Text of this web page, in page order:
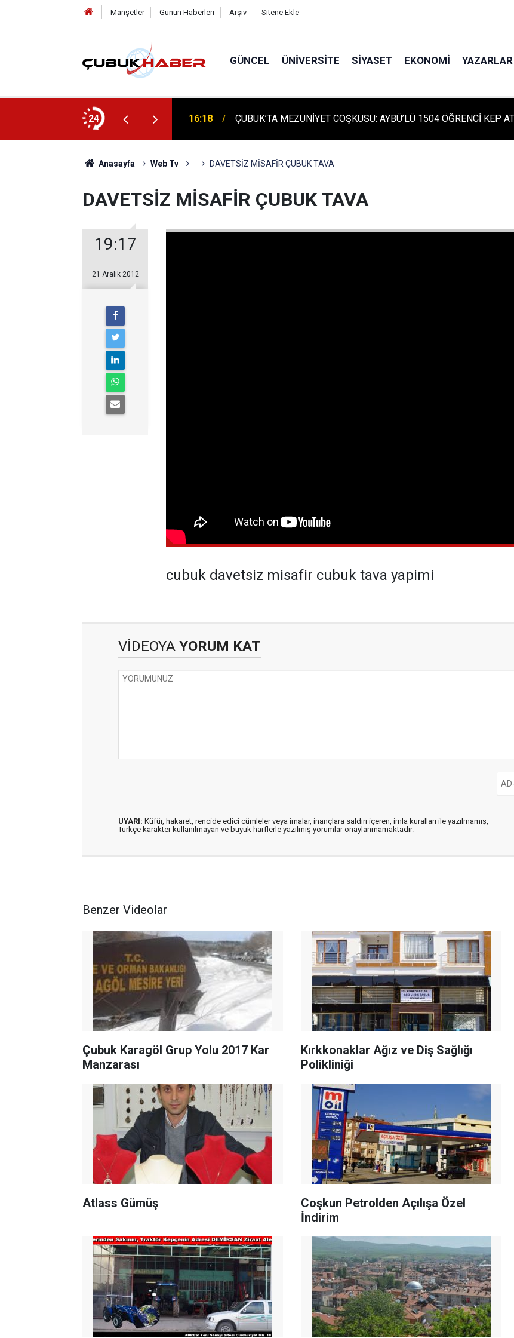
Manşetler Günün Haberleri Arşiv Sitene Ekle
GÜNCEL ÜNIVERSITE SIYASET EKONOMI YAZARLAR
24
AYBÜ’LÜ 1504 ÖĞRENCİ KEP ATTI! 16:14
ÇUBUK'TA TARİHİ GÜN: PROTÜRK PLAZMA FRAKSİNASYON
TEMELİ ATILDI
Anasayfa Web Tv DAVETSİZ MİSAFİR ÇUBUK TAVA
DAVETSİZ MİSAFİR ÇUBUK TAVA
19:17
21 Aralık 2012
cubuk davetsiz misafir cubuk tava yapimi
VİDEOYA YORUM KAT
UYARI: Küfür, hakaret, rencide edici cümleler veya imalar, inançlara saldırı içeren, imla kuralları ile yazılmamış,
Türkçe karakter kullanılmayan ve büyük harflerle yazılmış yorumlar onaylanmamaktadır.
Benzer Videolar
Çubuk Karagöl Grup Yolu 2017 Kar
Manzarası
Kırkkonaklar Ağız ve Diş Sağlığı
Polikliniği
Atlass Gümüş
Coşkun Petrolden Açılışa Özel
İndirim